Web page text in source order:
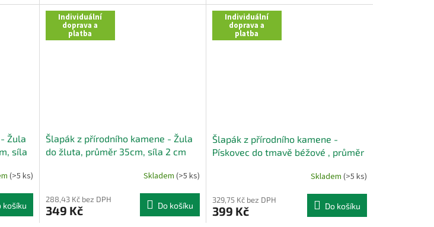
Žula
síla
(>5 ks)
košíku
Individuální
doprava a
platba
Šlapák z přírodního kamene - Žula
do žluta, průměr 35cm, síla 2 cm
Skladem (>5 ks)
288,43 Kč bez DPH
349 Kč Do košíku
Individuální
doprava a
platba
Šlapák z přírodního kamene -
Pískovec do tmavě béžové , průměr
Skladem (>5 ks)
329,75 Kč bez DPH
399 Kč Do košíku